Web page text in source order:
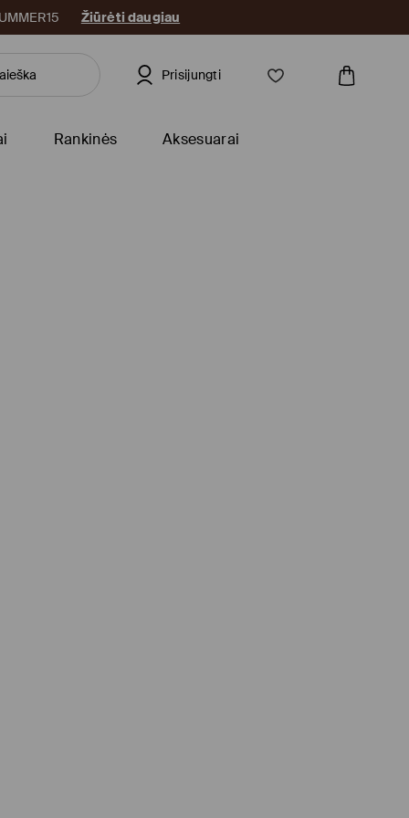
Žiūrėti daugiau
Prisijungti
Rankinės Aksesuarai